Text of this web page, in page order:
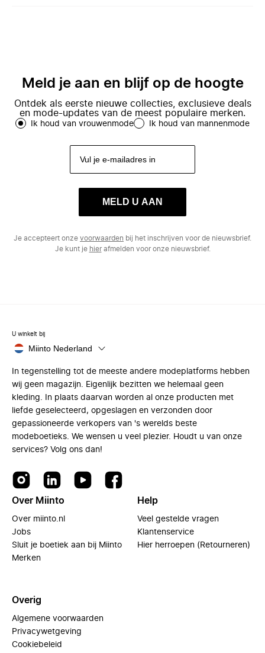
Meld je aan en blijf op de hoogte
Ontdek als eerste nieuwe collecties, exclusieve deals
en mode-updates van de meest populaire merken.
Ik houd van vrouwenmode Ik houd van mannenmode
MELD U AAN
Je accepteert onze voorwaarden bij het inschrijven voor de nieuwsbrief.
Je kunt je hierafmelden voor onze nieuwsbrief.
U winkelt bij
Miinto Nederland
In tegenstelling tot de meeste andere modeplatforms hebben
wij geen magazijn. Eigenlijk bezitten we helemaal geen
kleding. In plaats daarvan worden al onze producten met
liefde geselecteerd, opgeslagen en verzonden door
gepassioneerde verkopers van 's werelds beste
modeboetieks. We wensen u veel plezier. Houdt u van onze
services? Volg ons dan!
Over Miinto
Over miinto.nl
Jobs
Sluit je boetiek aan bij Miinto
Merken
Help
Veel gestelde vragen
Klantenservice
Hier herroepen (Retourneren)
Overig
Algemene voorwaarden
Privacywetgeving
Cookiebeleid